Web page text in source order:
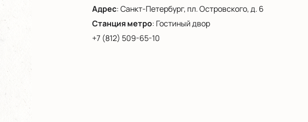
Адрес:Санкт-Петербург, пл. Островского, д. 6
Станция метро: Гостиный двор
+7 (812) 509-65-10